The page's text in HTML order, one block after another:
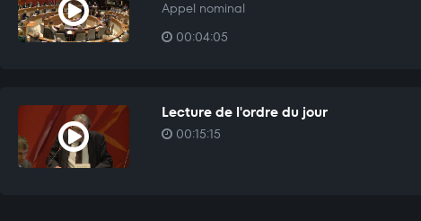
Appel nominal
00:04:05
Lecture de l'ordre du jour
00:15:15